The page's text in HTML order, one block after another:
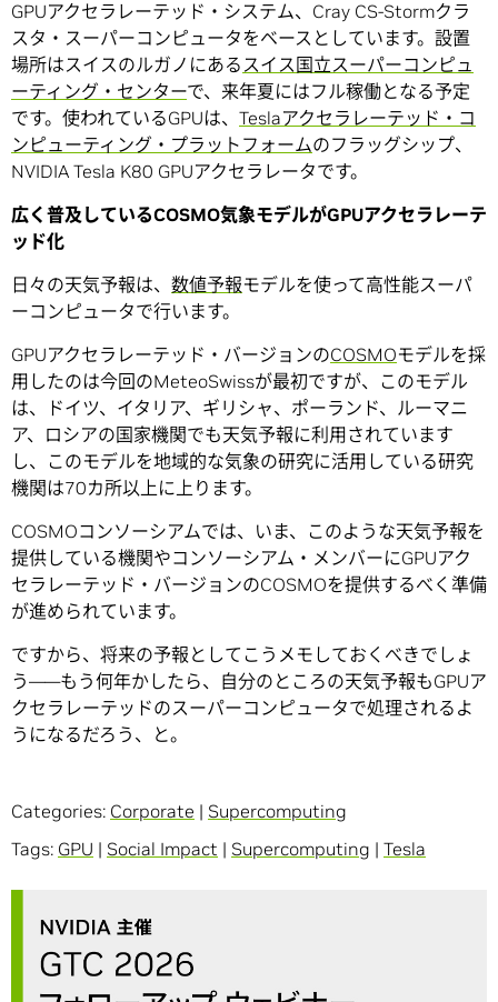
GPUアクセラレーテッド・システム、Cray CS-Stormクラ
スタ・スーパーコンピュータをベースとしています。設置
場所はスイスのルガノにある スイス国立スーパーコンピュ
ーティング・センターで、来年夏にはフル稼働となる予定
です。使われているGPUは、 Teslaアクセラレーテッド・コ
ンピューティング・プラットフォームのフラッグシップ、
NVIDIA Tesla K80 GPUアクセラレータです。
広く普及しているCOSMO気象モデルがGPUアクセラレーテ
ッド化
日々の天気予報は、 数値予報モデルを使って高性能スーパ
ーコンピュータで行います。
GPUアクセラレーテッド・バージョンのCOSMOモデルを採
用したのは今回のMeteoSwissが最初ですが、このモデル
は、ドイツ、イタリア、ギリシャ、ポーランド、ルーマニ
ア、ロシアの国家機関でも天気予報に利用されています
し、このモデルを地域的な気象の研究に活用している研究
機関は70カ所以上に上ります。
COSMOコンソーシアムでは、いま、このような天気予報を
提供している機関やコンソーシアム・メンバーにGPUアク
セラレーテッド・バージョンのCOSMOを提供するべく準備
が進められています。
ですから、将来の予報としてこうメモしておくべきでしょ
う――もう何年かしたら、自分のところの天気予報もGPUア
クセラレーテッドのスーパーコンピュータで処理されるよ
うになるだろう、と。
Categories: Corporate | Supercomputing
Tags: GPU | Social Impact | Supercomputing | Tesla